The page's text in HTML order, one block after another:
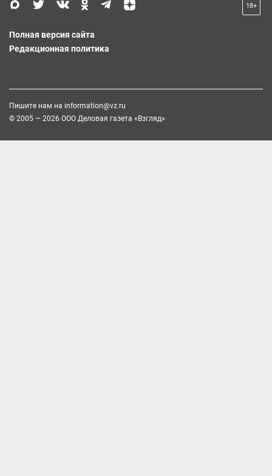
18+
Полная версия сайта
Редакционная политика
Пишите нам на information@vz.ru
© 2005 — 2026 ООО Деловая газета «Взгляд»